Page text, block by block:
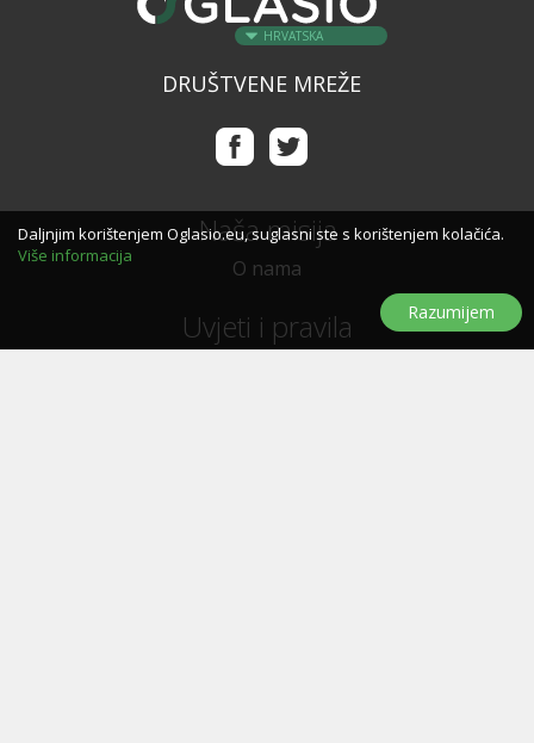
HRVATSKA
DRUŠTVENE MREŽE
Naša misija
O nama
Uvjeti i pravila
Daljnjim korištenjem Oglasio.eu, suglasni ste s korištenjem kolačića.
Više informacija
Razumijem